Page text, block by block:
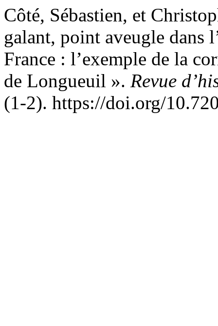
Côté, Sébastien, et
galant, point aveugle dans
France : l’exemple de la
de Longueuil ». Revue
(1-2). https://doi.org/